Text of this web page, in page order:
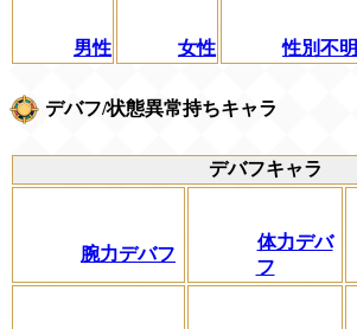
男性 女性 性別不明
デバフ/状態異常持ちキャラ
デバフキャラ
腕力デバフ
体力デバ
フ